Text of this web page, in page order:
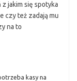
jakim się spotyka
czy też zadają mu
na to
kasy na